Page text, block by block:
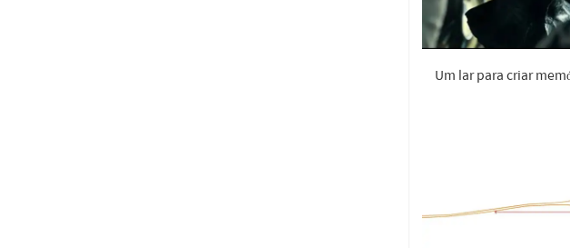
Um lar para criar